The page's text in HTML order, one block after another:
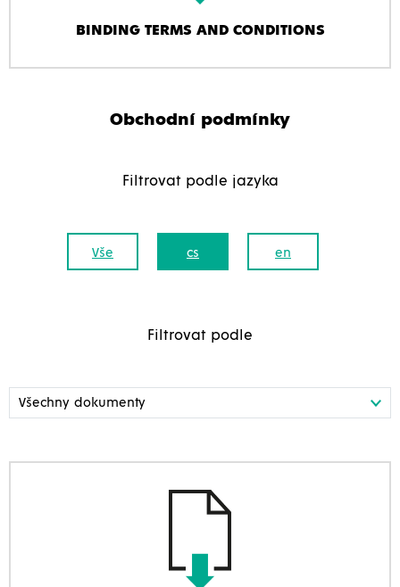
BINDING TERMS AND CONDITIONS
Obchodní podmínky
Filtrovat podle jazyka
Vše cs en
Filtrovat podle